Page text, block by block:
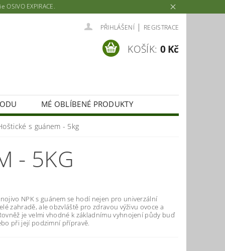
EXPIRACE.
PŘIHLÁŠENÍ | REGISTRACE
KOŠÍK: 0 Kč
MÉ OBLÍBENÉ PRODUKTY
s guánem - 5kg
- 5KG
NPK s guánem se hodí nejen pro univerzální
zahradě, ale obzvláště pro zdravou výživu ovoce a
je velmi vhodné k základnímu vyhnojení půdy buď
při její podzimní přípravě.